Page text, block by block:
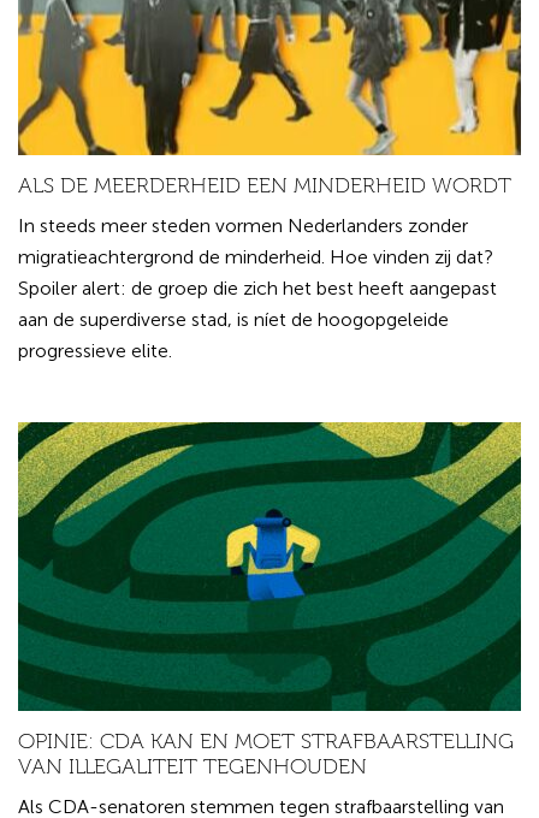
ALS DE MEERDERHEID EEN MINDERHEID WORDT
In steeds meer steden vormen Nederlanders zonder
migratieachtergrond de minderheid. Hoe vinden zij dat?
Spoiler alert: de groep die zich het best heeft aangepast
aan de superdiverse stad, is níet de hoogopgeleide
progressieve elite.
OPINIE: CDA KAN EN MOET STRAFBAARSTELLING
VAN ILLEGALITEIT TEGENHOUDEN
Als CDA-senatoren stemmen tegen strafbaarstelling van